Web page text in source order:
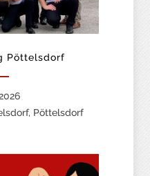
Pöttelsdorf
Pöttelsdorf